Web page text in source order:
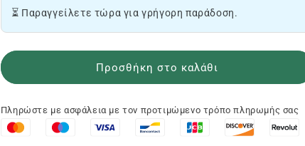
φυσιγγίου
🌀
φυσιγγίου
🌀
⏳ Παραγγείλετε τώρα για γρήγορη παράδοση.
Προσθήκη στο καλάθι
Πληρώστε με ασφάλεια με τον προτιμώμενο τρόπο πληρωμής σας